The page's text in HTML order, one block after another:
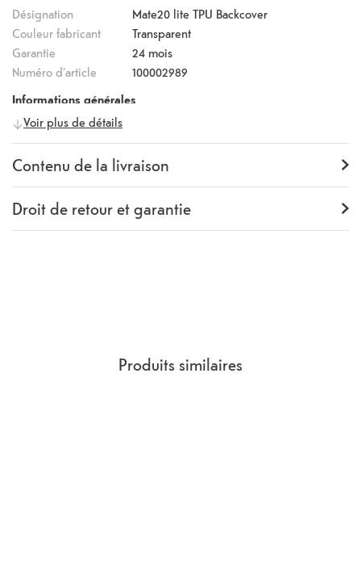
Désignation
Mate20 lite TPU Backcover
Couleur fabricant
Transparent
Garantie
24 mois
Numéro d'article
100002989
Informations générales
Fabricant
Numéro fabricant
51992670
Voir plus de détails
Contenu de la livraison
Contenu de la livraison Backcover
Droit de retour et garantie
Garantie
24 mois
Produits similaires